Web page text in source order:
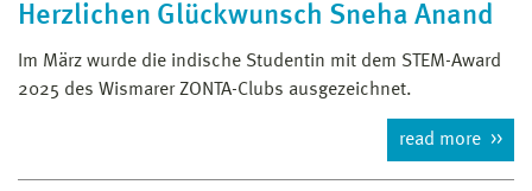
Herzlichen Glückwunsch Sneha Anand
Im März wurde die indische Studentin mit dem STEM-Award
2025 des Wismarer ZONTA-Clubs ausgezeichnet.
read more